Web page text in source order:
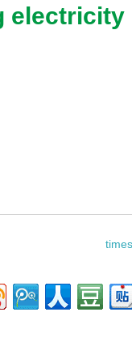
electricity
的相关资料：